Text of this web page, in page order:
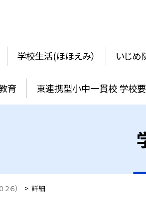
学校生活(ほほえみ） いじめ
育 東連携型小中一貫校 学校
６） > 詳細